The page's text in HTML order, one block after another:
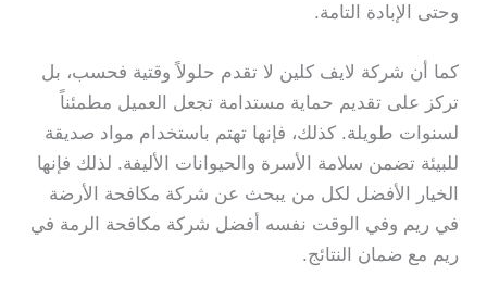
وحتى الإبادة التامة.
كما أن شركة لايف كلين لا تقدم حلولاً وقتية فحسب، بل
تركز على تقديم حماية مستدامة تجعل العميل مطمئناً
لسنوات طويلة. كذلك، فإنها تهتم باستخدام مواد صديقة
للبيئة تضمن سلامة الأسرة والحيوانات الأليفة. لذلك فإنها
الخيار الأفضل لكل من يبحث عن شركة مكافحة الأرضة
في ريم وفي الوقت نفسه أفضل شركة مكافحة الرمة في
ريم مع ضمان النتائج.